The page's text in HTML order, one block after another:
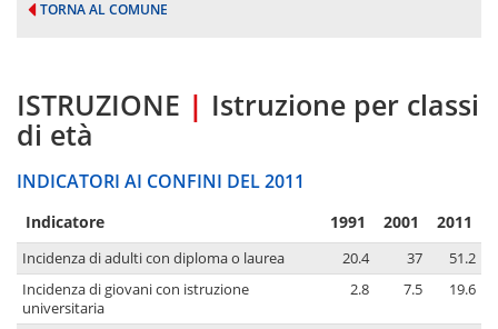
TORNA AL COMUNE
ISTRUZIONE | Istruzione per classi
di età
INDICATORI AI CONFINI DEL 2011
Indicatore 1991 2001 2011
Incidenza di adulti con diploma o laurea 20.4 37
51.2
Incidenza di giovani con istruzione
universitaria
2.8 7.5 19.6